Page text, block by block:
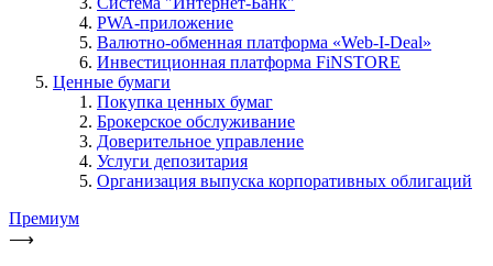
PWA-приложение
Валютно-обменная платформа «Web-I-Deal»
Инвестиционная платформа FiNSTORE
Ценные бумаги
Покупка ценных бумаг
Брокерское обслуживание
Доверительное управление
Услуги депозитария
Организация выпуска корпоративных облигаций
Премиум
⟶